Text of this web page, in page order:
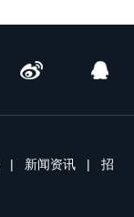
| 新闻资讯 | 招